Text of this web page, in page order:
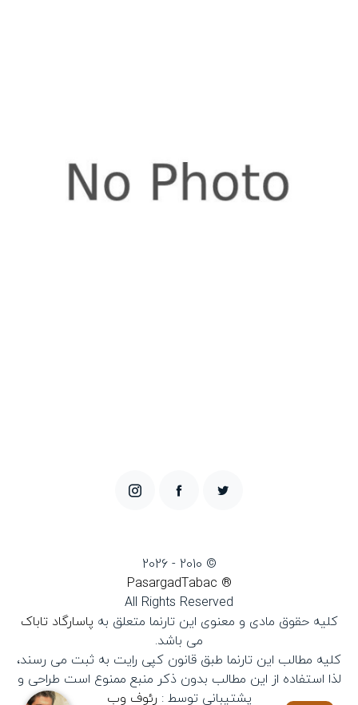
© 2010 - 2026
® PasargadTabac
All Rights Reserved
كليه حقوق مادی و معنوی اين تارنما متعلق به پاسارگاد تاباک
می باشد.
کلیه مطالب این تارنما طبق قانون کپی رایت به ثبت می رسند،
لذا استفاده از این مطالب بدون ذکر منبع ممنوع است طراحی و
پشتیبانی توسط : رئوف وب